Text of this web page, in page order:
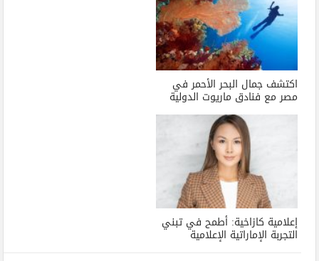
اكتشف جمال البحر الأحمر في
مصر مع فنادق ماريوت الدولية
إعلامية كازاخية: أطمح في تبني
التجربة الإماراتية الإعلامية